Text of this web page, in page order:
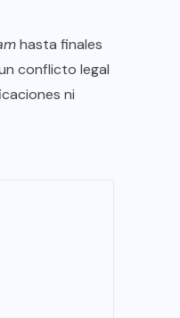
hasta finales
conflicto legal
ni